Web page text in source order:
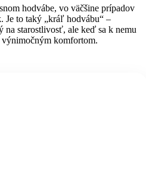
hodvábe, vo väčšine prípadov
Je to taký „kráľ hodvábu“ –
na starostlivosť, ale keď sa k nemu
výnimočným komfortom.